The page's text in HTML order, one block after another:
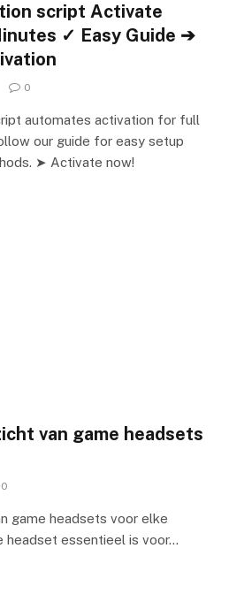
script Activate
✓ Easy Guide ➔
0
automates activation for full
our guide for easy setup
➤ Activate now!
van game headsets
0
game headsets voor elke
headset essentieel is voor…